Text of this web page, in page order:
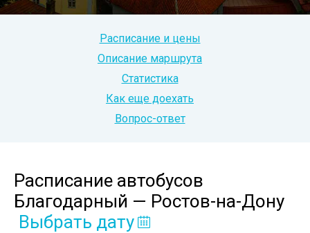
Расписание и цены
Описание маршрута
Статистика
Как еще доехать
Вопрос-ответ
Расписание автобусов
Благодарный — Ростов-на-Дону
Выбрать дату